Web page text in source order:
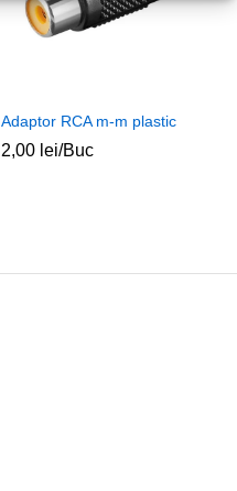
Adaptor RCA m-m plastic
2,00 lei/Buc